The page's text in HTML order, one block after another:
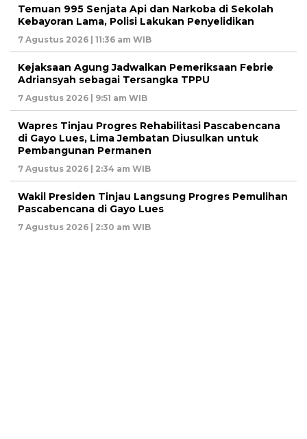
Temuan 995 Senjata Api dan Narkoba di Sekolah
Kebayoran Lama, Polisi Lakukan Penyelidikan
7 Agustus 2026 | 11:36 am WIB
Kejaksaan Agung Jadwalkan Pemeriksaan Febrie
Adriansyah sebagai Tersangka TPPU
7 Agustus 2026 | 9:51 am WIB
Wapres Tinjau Progres Rehabilitasi Pascabencana
di Gayo Lues, Lima Jembatan Diusulkan untuk
Pembangunan Permanen
7 Agustus 2026 | 2:34 am WIB
Wakil Presiden Tinjau Langsung Progres Pemulihan
Pascabencana di Gayo Lues
7 Agustus 2026 | 2:30 am WIB